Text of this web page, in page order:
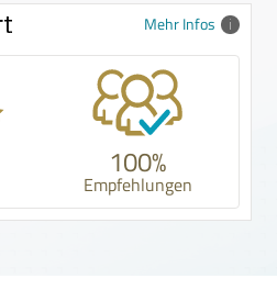
Mehr Infos
100%
Empfehlungen